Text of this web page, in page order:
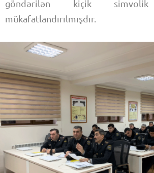
göndərilən kiçik simvolik
mükafatlandırılmışdır.